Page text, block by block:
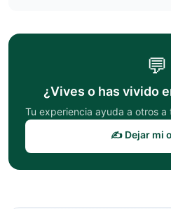
💬
¿Vives o has vivido
Tu experiencia ayuda a otros a
✍️ Dejar mi